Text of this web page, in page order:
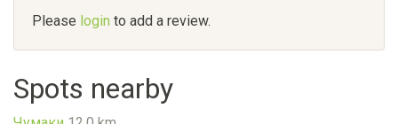
Please login to add a review.
Spots nearby